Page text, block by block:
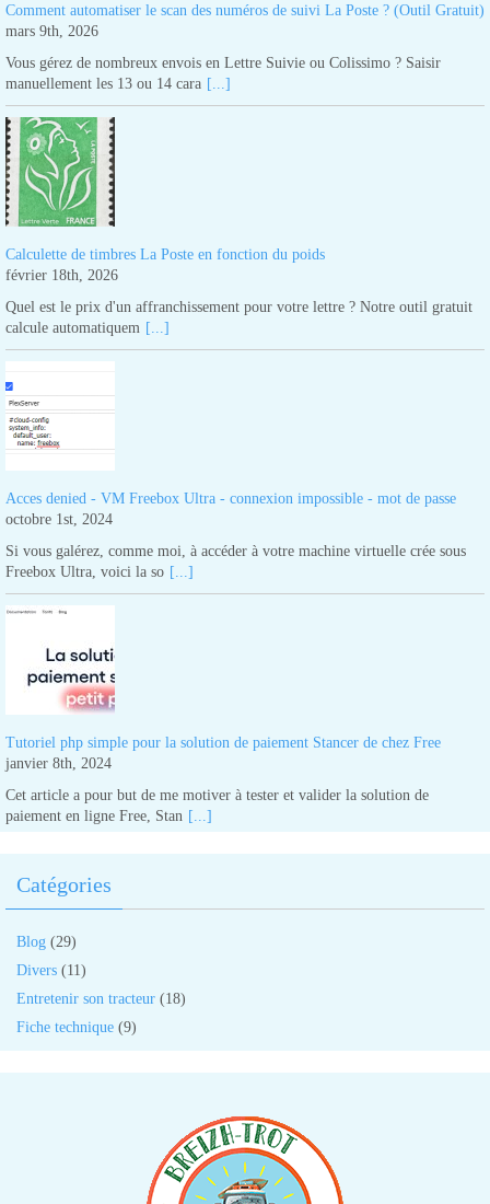
Comment automatiser le scan des numéros de suivi La Poste ? (Outil Gratuit)
mars 9th, 2026
Vous gérez de nombreux envois en Lettre Suivie ou Colissimo ? Saisir
manuellement les 13 ou 14 cara [...]
Calculette de timbres La Poste en fonction du poids
février 18th, 2026
Quel est le prix d'un affranchissement pour votre lettre ? Notre outil gratuit
calcule automatiquem [...]
Acces denied - VM Freebox Ultra - connexion impossible - mot de passe
octobre 1st, 2024
Si vous galérez, comme moi, à accéder à votre machine virtuelle crée sous
Freebox Ultra, voici la so [...]
Tutoriel php simple pour la solution de paiement Stancer de chez Free
janvier 8th, 2024
Cet article a pour but de me motiver à tester et valider la solution de
paiement en ligne Free, Stan [...]
Catégories
Blog (29)
Divers (11)
Entretenir son tracteur (18)
Fiche technique (9)